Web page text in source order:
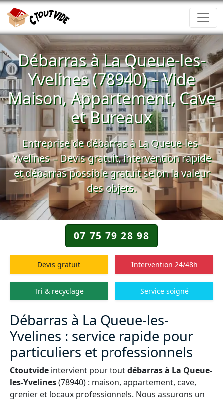
Débarras à La Queue-les-
Yvelines (78940) – Vide
Maison, Appartement, Cave
et Bureaux
Entreprise de débarras à La Queue-les-
Yvelines –Devis gratuit, intervention rapide
etdébarras possible gratuitselon la valeur
des objets.
07 75 79 28 98
Devis gratuit Intervention 24/48h
Tri & recyclage Service soigné
Débarras à La Queue-les-
Yvelines : service rapide pour
particuliers et professionnels
Ctoutvide intervient pour toutdébarras à La Queue-
les-Yvelines(78940) : maison, appartement, cave,
grenier et locaux professionnels. Nous assurons un